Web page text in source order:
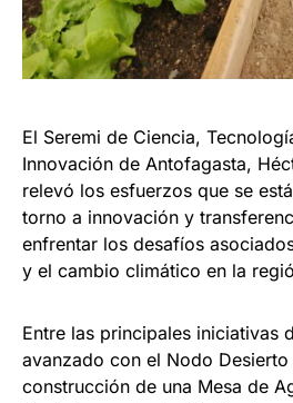
El Seremi de Ciencia,
Innovación de Antofagasta,
relevó los esfuerzos que se
torno a innovación y
enfrentar los desafíos
y el cambio climático en la
Entre las principales iniciativas
avanzado con el Nodo
construcción de una Mesa de